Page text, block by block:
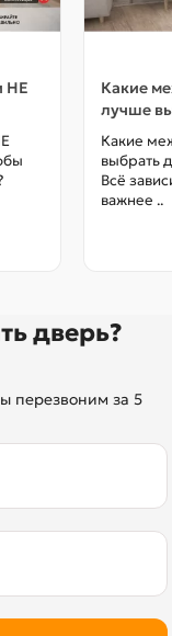
НЕ
Какие
лучше
Какие
выбрать
Всё
важнее ..
дверь?
перезвоним за 5